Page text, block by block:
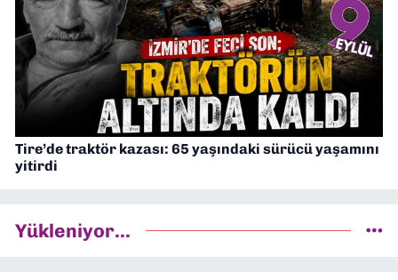
Tire’de traktör kazası: 65 yaşındaki sürücü yaşamını
yitirdi
Yükleniyor...